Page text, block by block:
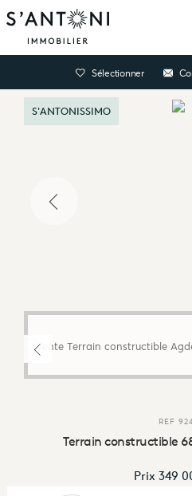
Sélectionner
S'ANTONISSIMO
REF
Terrain constructible
Prix 349